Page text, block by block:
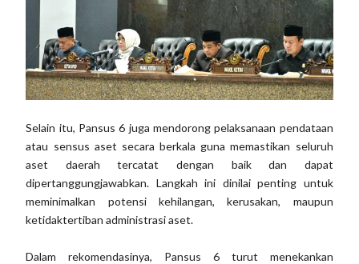
Selain itu, Pansus 6 juga mendorong pelaksanaan pendataan
atau sensus aset secara berkala guna memastikan seluruh
aset daerah tercatat dengan baik dan dapat
dipertanggungjawabkan. Langkah ini dinilai penting untuk
meminimalkan potensi kehilangan, kerusakan, maupun
ketidaktertiban administrasi aset.
Dalam rekomendasinya, Pansus 6 turut menekankan